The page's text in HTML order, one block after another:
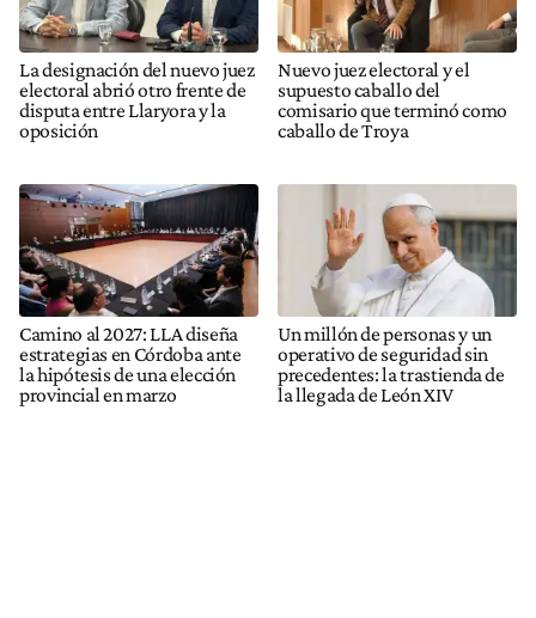
La designación del nuevo juez
electoral abrió otro frente de
disputa entre Llaryora y la
oposición
Nuevo juez electoral y el
supuesto caballo del
comisario que terminó como
caballo de Troya
Camino al 2027: LLA diseña
estrategias en Córdoba ante
la hipótesis de una elección
provincial en marzo
Un millón de personas y un
operativo de seguridad sin
precedentes: la trastienda de
la llegada de León XIV